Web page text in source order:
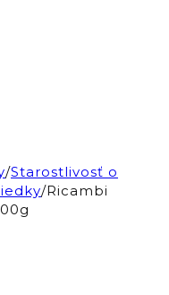
/Starostlivosť o
/Ricambi